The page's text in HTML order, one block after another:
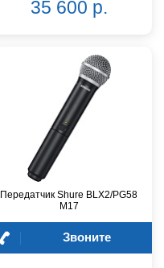
35 600 р.
Передатчик Shure BLX2/PG58
M17
Звоните